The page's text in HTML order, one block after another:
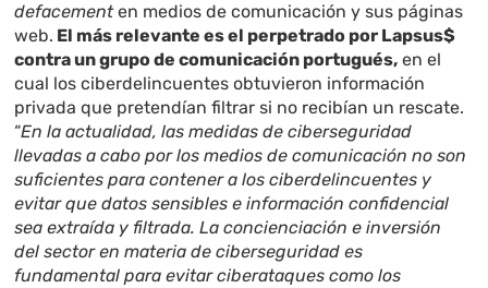
defacementen medios de comunicación y sus páginas
web. El más relevante es el perpetrado por Lapsus$
contra un grupo de comunicación portugués, en el
cual los ciberdelincuentes obtuvieron información
privada que pretendían filtrar si no recibían un rescate.
“En la actualidad, las medidas de ciberseguridad
llevadas a cabo por los medios de comunicación no son
suficientes para contener a los ciberdelincuentes y
evitar que datos sensibles e información confidencial
sea extraída y filtrada. La concienciación e inversión
del sector en materia de ciberseguridad es
fundamental para evitar ciberataques como los